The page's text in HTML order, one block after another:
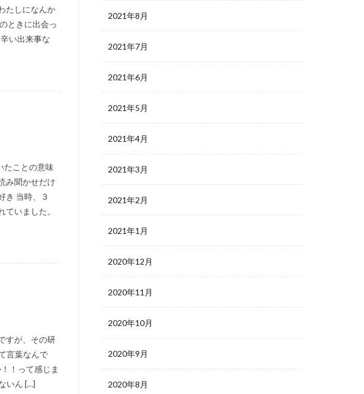
たしになんか
ときに出会っ
い出来事な
たことの意味
み聞かせだけ
き 当時、３
いました。
すが、その研
言葉なんで
！って感じま
いん […]
2021年8月
2021年7月
2021年6月
2021年5月
2021年4月
2021年3月
2021年2月
2021年1月
2020年12月
2020年11月
2020年10月
2020年9月
2020年8月